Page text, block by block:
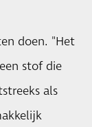
doen. "Het
stof die
als